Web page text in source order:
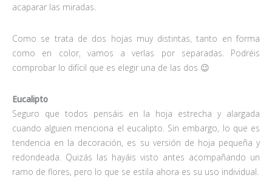
acaparar las miradas.
Como se trata de dos hojas muy distintas, tanto en forma
como en color, vamos a verlas por separadas. Podréis
comprobar lo difícil que es elegir una de las dos 😉
Eucalipto
Seguro que todos pensáis en la hoja estrecha y alargada
cuando alguien menciona el eucalipto. Sin embargo, lo que es
tendencia en la decoración, es su versión de hoja pequeña y
redondeada. Quizás las hayáis visto antes acompañando un
ramo de flores, pero lo que se estila ahora es su uso individual.